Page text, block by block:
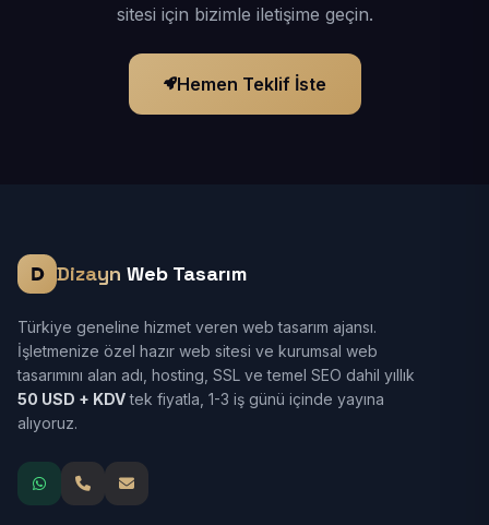
sitesi için bizimle iletişime geçin.
Hemen Teklif İste
Dizayn Web Tasarım
Türkiye geneline hizmet veren web tasarım ajansı.
İşletmenize özel hazır web sitesi ve kurumsal web
tasarımını alan adı, hosting, SSL ve temel SEO dahil yıllık
50 USD + KDVtek fiyatla, 1-3 iş günü içinde yayına
alıyoruz.